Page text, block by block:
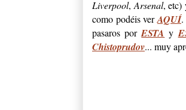
Liverpool, Arsenal, etc)
como podéis verAQUÍ.
pasaros porESTA y
Chistoprudov... muy